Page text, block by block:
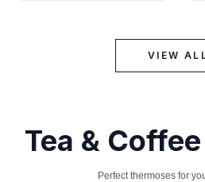
VIEW
Tea &
Perfect thermoses for